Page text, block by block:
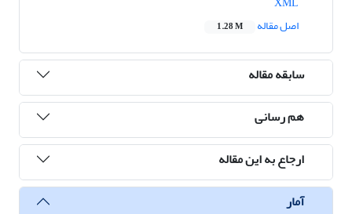
اصل مقاله
1.28 M
سابقه مقاله
هم رسانی
ارجاع به این مقاله
آمار